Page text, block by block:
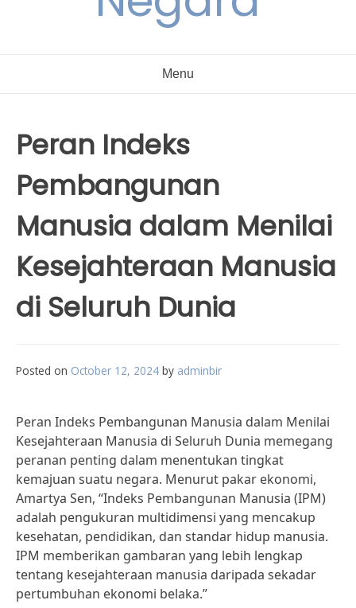
Menu
Peran Indeks
Pembangunan
Manusia dalam Menilai
Kesejahteraan Manusia
di Seluruh Dunia
Posted on October 12, 2024 by adminbir
Peran Indeks Pembangunan Manusia dalam Menilai
Kesejahteraan Manusia di Seluruh Dunia memegang
peranan penting dalam menentukan tingkat
kemajuan suatu negara. Menurut pakar ekonomi,
Amartya Sen, “Indeks Pembangunan Manusia (IPM)
adalah pengukuran multidimensi yang mencakup
kesehatan, pendidikan, dan standar hidup manusia.
IPM memberikan gambaran yang lebih lengkap
tentang kesejahteraan manusia daripada sekadar
pertumbuhan ekonomi belaka.”